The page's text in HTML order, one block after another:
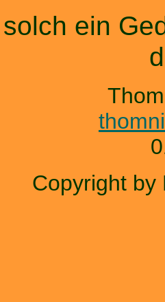
ein
Copyright by